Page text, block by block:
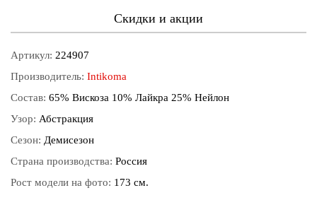
Скидки и акции
Артикул: 224907
Производитель: Intikoma
Состав: 65% Вискоза 10% Лайкра 25% Нейлон
Узор: Абстракция
Сезон: Демисезон
Страна производства: Россия
Рост модели на фото: 173 см.